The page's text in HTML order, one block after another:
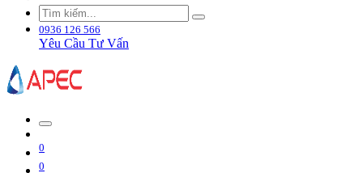
0936 126 566
Yêu Cầu Tư Vấn
0
0